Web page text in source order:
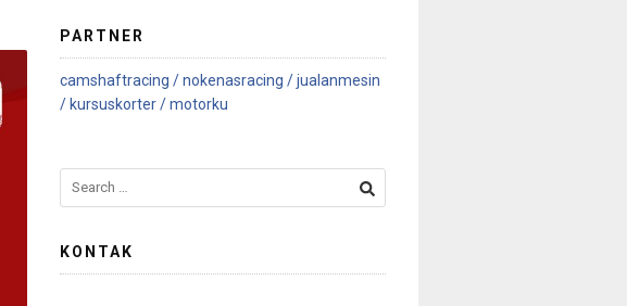
PARTNER
camshaftracing /nokenasracing /jualanmesin
/ kursuskorter /motorku
KONTAK